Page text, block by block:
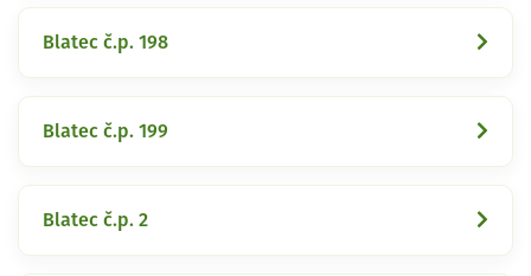
Blatec č.p. 198
Blatec č.p. 199
Blatec č.p. 2